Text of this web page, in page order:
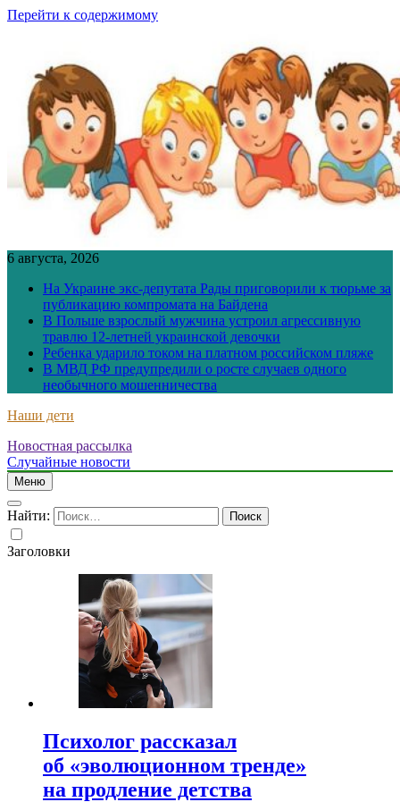
Перейти к содержимому
6 августа, 2026
На Украине экс-депутата Рады приговорили к тюрьме за
публикацию компромата на Байдена
В Польше взрослый мужчина устроил агрессивную
травлю 12-летней украинской девочки
Ребенка ударило током на платном российском пляже
В МВД РФ предупредили о росте случаев одного
необычного мошенничества
Наши дети
Новостная рассылка
Случайные новости
Меню
Найти:
Заголовки
Психолог рассказал
об «эволюционном тренде»
на продление детства